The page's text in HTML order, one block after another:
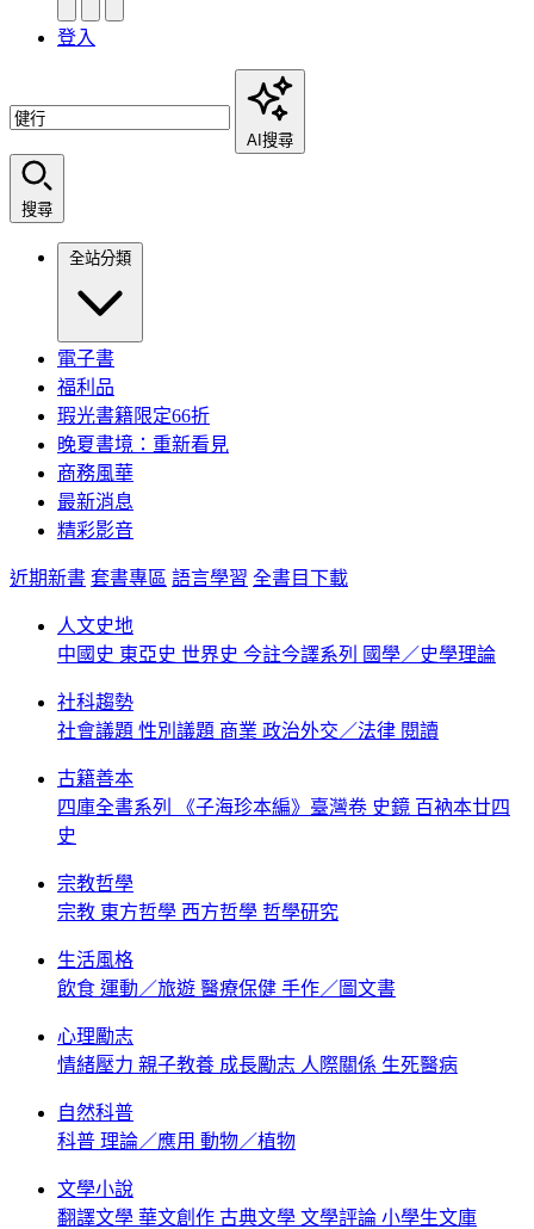
登入
AI搜尋
搜尋
全站分類
電子書
福利品
瑕光書籍限定66折
晚夏書境：重新看見
商務風華
最新消息
精彩影音
近期新書 套書專區 語言學習 全書目下載
人文史地
中國史 東亞史 世界史 今註今譯系列 國學／史學理論
社科趨勢
社會議題 性別議題 商業 政治外交／法律 閱讀
古籍善本
四庫全書系列
《子海珍本編》臺灣卷 史鏡 百衲本廿四
史
宗教哲學
宗教 東方哲學 西方哲學 哲學研究
生活風格
飲食 運動／旅遊 醫療保健 手作／圖文書
心理勵志
情緒壓力 親子教養 成長勵志 人際關係 生死醫病
自然科普
科普 理論／應用 動物／植物
文學小說
翻譯文學 華文創作 古典文學 文學評論 小學生文庫